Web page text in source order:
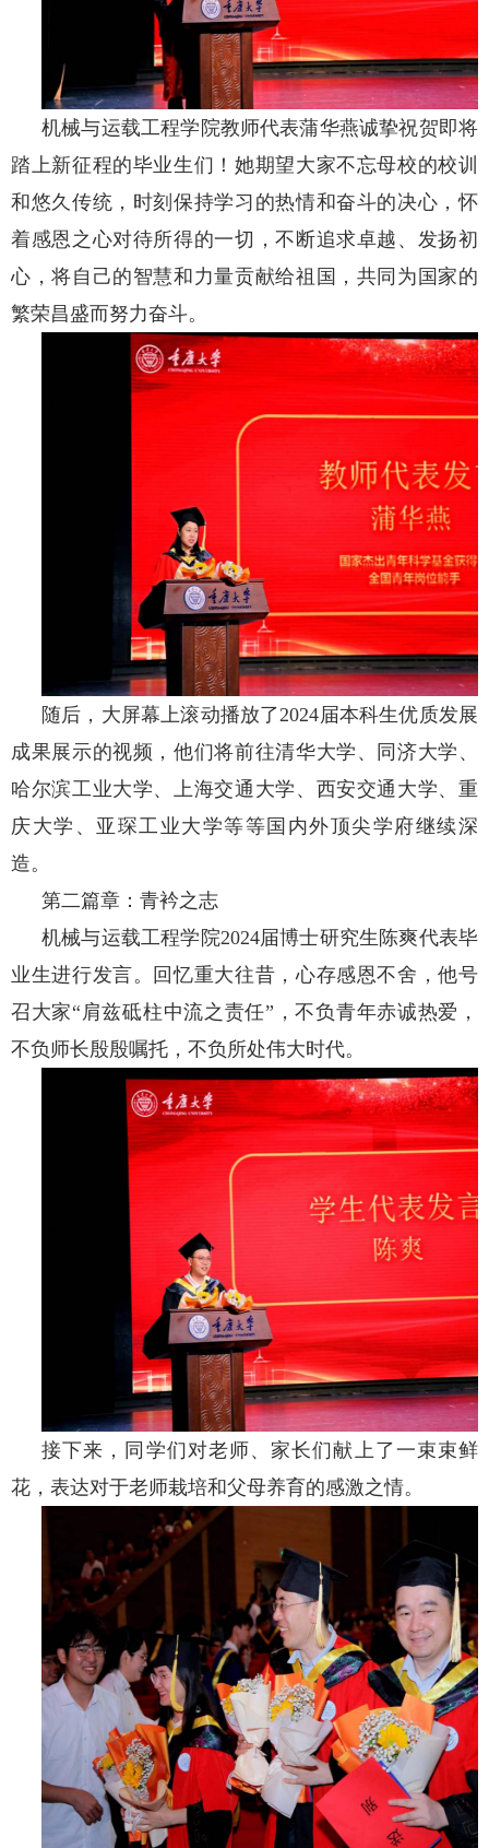
机械与运载工程学院教师代表蒲华燕诚挚祝贺即将
踏上新征程的毕业生们！她期望大家不忘母校的校训
和悠久传统，时刻保持学习的热情和奋斗的决心，怀
着感恩之心对待所得的一切，不断追求卓越、发扬初
心，将自己的智慧和力量贡献给祖国，共同为国家的
繁荣昌盛而努力奋斗。
随后，大屏幕上滚动播放了2024届本科生优质发展
成果展示的视频，他们将前往清华大学、同济大学、
哈尔滨工业大学、上海交通大学、西安交通大学、重
庆大学、亚琛工业大学等等国内外顶尖学府继续深
造。
第二篇章：青衿之志
机械与运载工程学院2024届博士研究生陈爽代表毕
业生进行发言。回忆重大往昔，心存感恩不舍，他号
召大家“肩兹砥柱中流之责任”，不负青年赤诚热爱，
不负师长殷殷嘱托，不负所处伟大时代。
接下来，同学们对老师、家长们献上了一束束鲜
花，表达对于老师栽培和父母养育的感激之情。